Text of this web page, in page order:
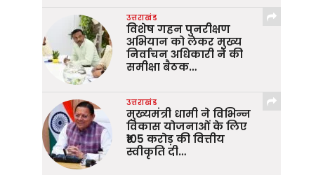
उत्तराखंड
विशेष गहन पुनरीक्षण
अभियान को लेकर मुख्य
निर्वाचन अधिकारी ने की
समीक्षा बैठक…
उत्तराखंड
मुख्यमंत्री धामी ने विभिन्न
विकास योजनाओं के लिए
₹105 करोड़ की वित्तीय
स्वीकृति दी…